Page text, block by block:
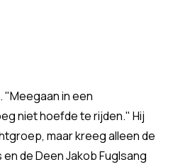
"Meegaan in een
niet hoefde te rijden." Hij
maar kreeg alleen de
de Deen Jakob Fuglsang